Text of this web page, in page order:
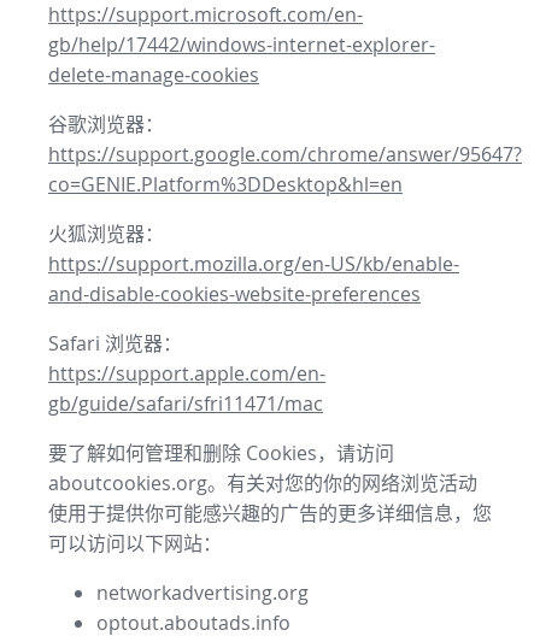
https://support.microsoft.com/en-
gb/help/17442/windows-internet-explorer-
delete-manage-cookies
谷歌浏览器：
https://support.google.com/chrome/answer/95647?
co=GENIE.Platform%3DDesktop&hl=en
火狐浏览器：
https://support.mozilla.org/en-US/kb/enable-
and-disable-cookies-website-preferences
Safari 浏览器：
https://support.apple.com/en-
gb/guide/safari/sfri11471/mac
要了解如何管理和删除 Cookies，请访问
aboutcookies.org。有关对您的你的网络浏览活动
使用于提供你可能感兴趣的广告的更多详细信息，您
可以访问以下网站：
networkadvertising.org
optout.aboutads.info